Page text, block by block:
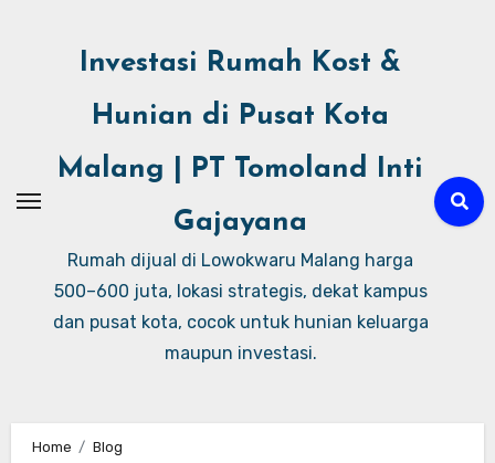
Investasi Rumah Kost &
Hunian di Pusat Kota
Malang | PT Tomoland Inti
Gajayana
Rumah dijual di Lowokwaru Malang harga
500–600 juta, lokasi strategis, dekat kampus
dan pusat kota, cocok untuk hunian keluarga
maupun investasi.
Home
Blog